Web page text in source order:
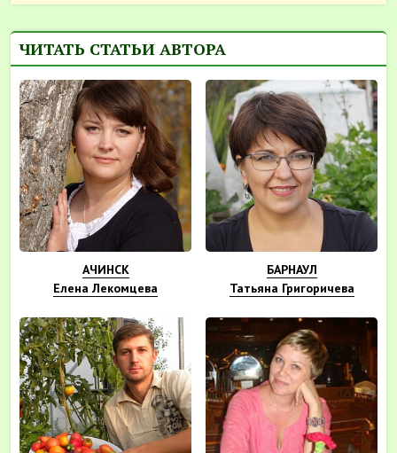
ЧИТАТЬ СТАТЬИ АВТОРА
АЧИНСК
Елена Лекомцева
БАРНАУЛ
Татьяна Григоричева